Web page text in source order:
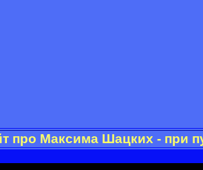
про Максима Шацких - при